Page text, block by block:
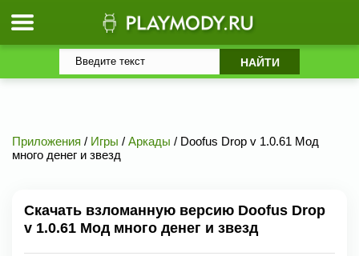
Приложения / Игры / Аркады / Doofus Drop v 1.0.61 Мод
много денег и звезд
Скачать взломанную версию Doofus Drop
v 1.0.61 Мод много денег и звезд